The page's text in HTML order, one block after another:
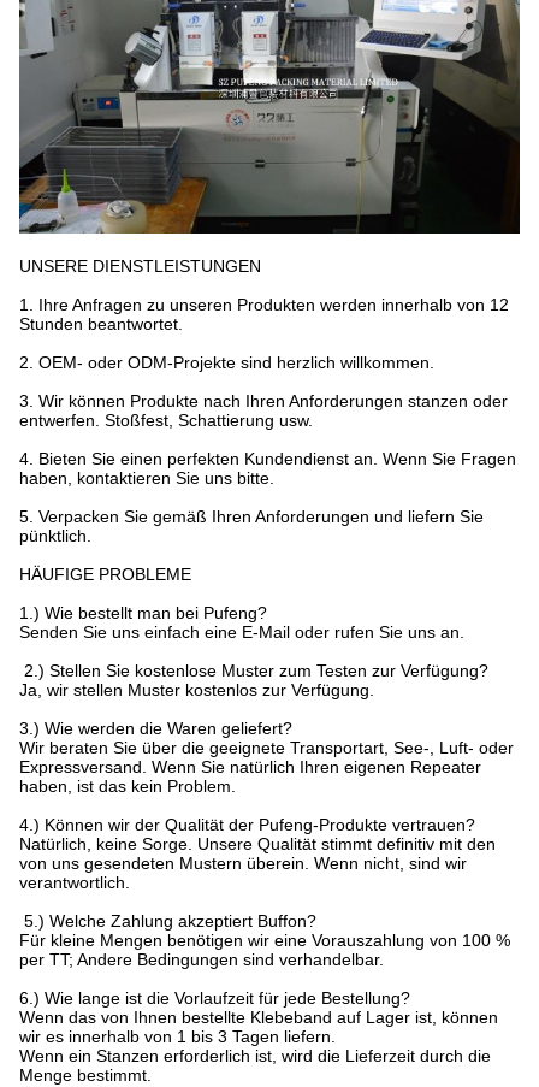
UNSERE DIENSTLEISTUNGEN
1. Ihre Anfragen zu unseren Produkten werden innerhalb von 12
Stunden beantwortet.
2. OEM- oder ODM-Projekte sind herzlich willkommen.
3. Wir können Produkte nach Ihren Anforderungen stanzen oder
entwerfen. Stoßfest, Schattierung usw.
4. Bieten Sie einen perfekten Kundendienst an. Wenn Sie Fragen
haben, kontaktieren Sie uns bitte.
5. Verpacken Sie gemäß Ihren Anforderungen und liefern Sie
pünktlich.
HÄUFIGE PROBLEME
1.) Wie bestellt man bei Pufeng?
Senden Sie uns einfach eine E-Mail oder rufen Sie uns an.
2.) Stellen Sie kostenlose Muster zum Testen zur Verfügung?
Ja, wir stellen Muster kostenlos zur Verfügung.
3.) Wie werden die Waren geliefert?
Wir beraten Sie über die geeignete Transportart, See-, Luft- oder
Expressversand. Wenn Sie natürlich Ihren eigenen Repeater
haben, ist das kein Problem.
4.) Können wir der Qualität der Pufeng-Produkte vertrauen?
Natürlich, keine Sorge. Unsere Qualität stimmt definitiv mit den
von uns gesendeten Mustern überein. Wenn nicht, sind wir
verantwortlich.
5.) Welche Zahlung akzeptiert Buffon?
Für kleine Mengen benötigen wir eine Vorauszahlung von 100 %
per TT; Andere Bedingungen sind verhandelbar.
6.) Wie lange ist die Vorlaufzeit für jede Bestellung?
Wenn das von Ihnen bestellte Klebeband auf Lager ist, können
wir es innerhalb von 1 bis 3 Tagen liefern.
Wenn ein Stanzen erforderlich ist, wird die Lieferzeit durch die
Menge bestimmt.